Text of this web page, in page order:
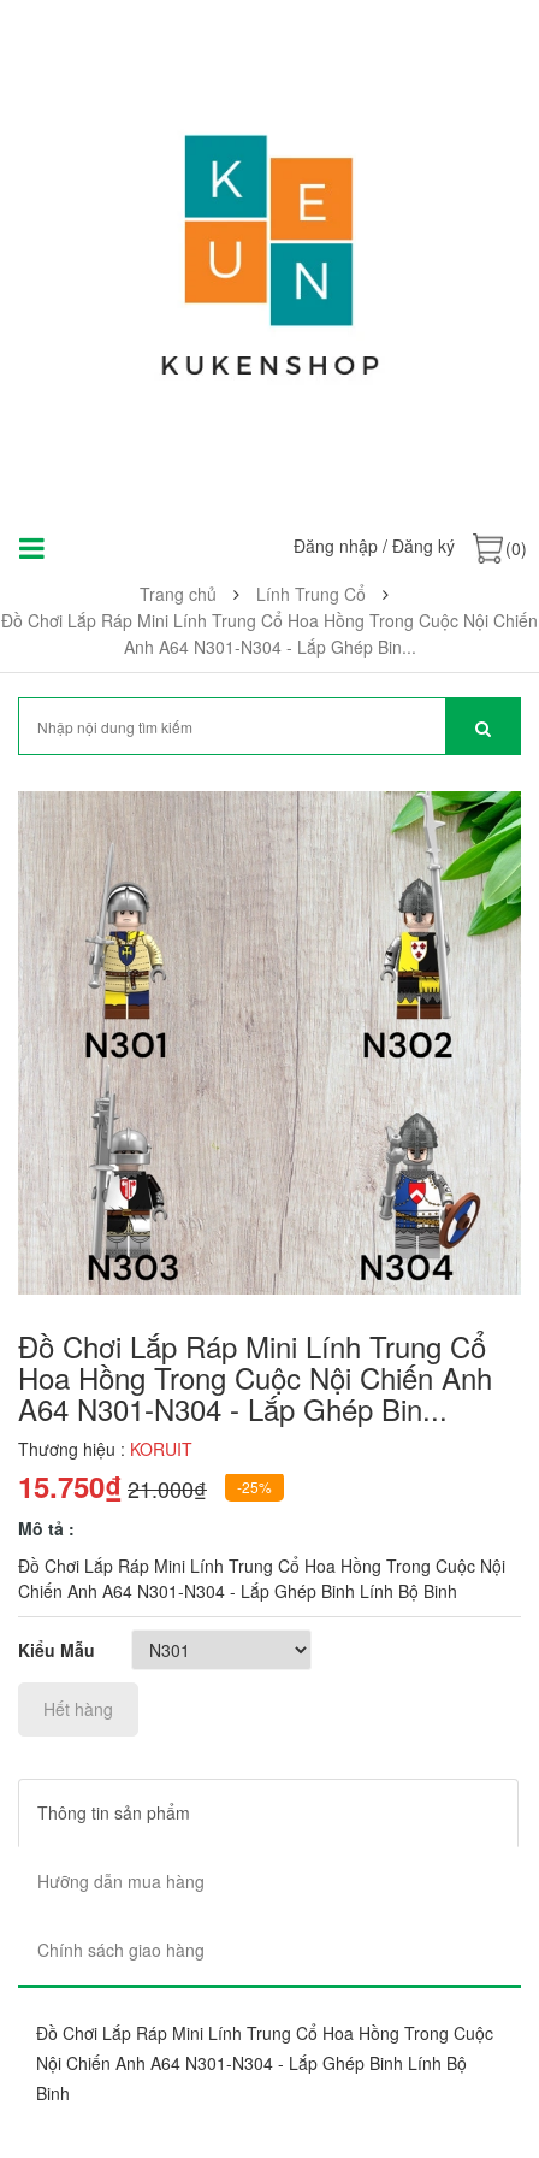
Đăng nhập / Đăng ký
(0)
Trang chủ
Lính Trung Cổ
Đồ Chơi Lắp Ráp Mini Lính Trung Cổ Hoa Hồng Trong Cuộc Nội Chiến
Anh A64 N301-N304 - Lắp Ghép Bin...
Đồ Chơi Lắp Ráp Mini Lính Trung Cổ
Hoa Hồng Trong Cuộc Nội Chiến Anh
A64 N301-N304 - Lắp Ghép Bin...
Thương hiệu : KORUIT
15.750₫21.000₫ -25%
Mô tả :
Đồ Chơi Lắp Ráp Mini Lính Trung Cổ Hoa Hồng Trong Cuộc Nội
Chiến Anh A64 N301-N304 - Lắp Ghép Binh Lính Bộ Binh
Kiểu Mẫu
Hết hàng
Thông tin sản phẩm
Hưỡng dẫn mua hàng
Chính sách giao hàng
Đồ Chơi Lắp Ráp Mini Lính Trung Cổ Hoa Hồng Trong Cuộc
Nội Chiến Anh A64 N301-N304 - Lắp Ghép Binh Lính Bộ
Binh